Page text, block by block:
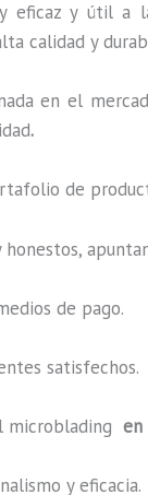
eficaz y útil
calidad y
en el
.
de
de pago.
satisfechos.
microblading en
y eficacia.